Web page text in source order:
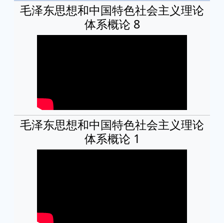
毛泽东思想和中国特色社会主义理论
体系概论 8
毛泽东思想和中国特色社会主义理论
体系概论 1